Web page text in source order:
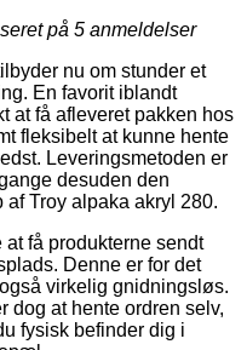
på 5 anmeldelser
nu om stunder et
En favorit iblandt
at få afleveret pakken hos
fleksibelt at kunne hente
Leveringsmetoden er
desuden den
Troy alpaka akryl 280.
få produkterne sendt
Denne er for det
virkelig gnidningsløs.
dog at hente ordren selv,
fysisk befinder dig i